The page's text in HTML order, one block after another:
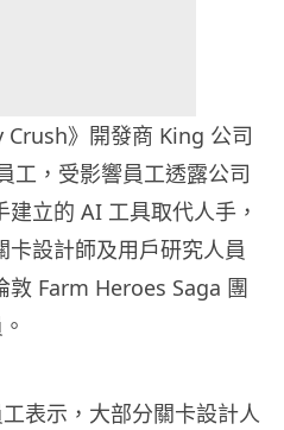
》開發商 King 公司
工，受影響員工透露公司
立的 AI 工具取代人手，
設計師及用戶研究人員
敦 Farm Heroes Saga 團
表示，大部分關卡設計人